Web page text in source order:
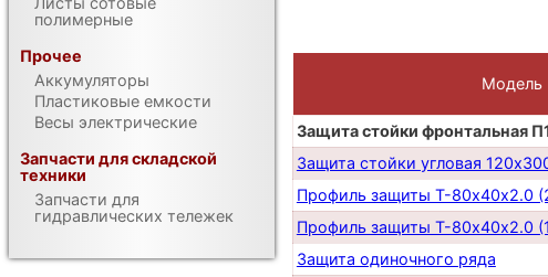
Модель
Защита стойки фронтальная
Защита стойки угловая
Профиль защиты Т-80х40х2.0
Профиль защиты Т-80х40х2.0
Защита одиночного ряда
полимерные
Прочее
Аккумуляторы
Пластиковые емкости
Весы электрические
Запчасти для складской
техники
Запчасти для
гидравлических тележек